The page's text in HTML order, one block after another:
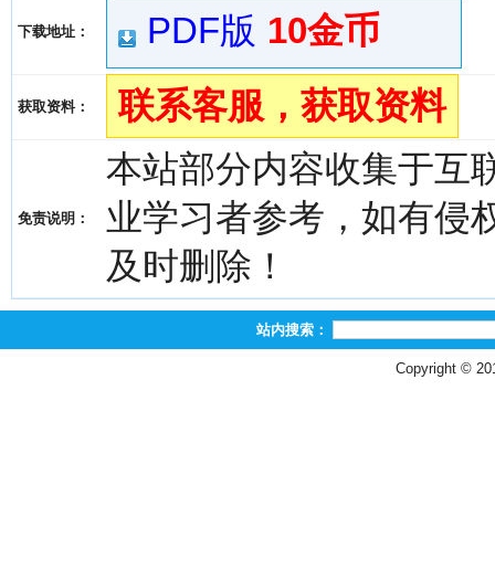
下载地址： PDF版 10金币
获取资料： 联系客服，获取资料
免责说明：
本站部分内容收集于互
业学习者参考，如有侵
及时删除！
站内搜索：
Copyright ©